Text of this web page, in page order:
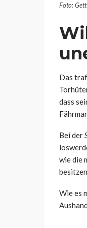
Foto:
Das
dass
Bei der
wie die
Wie es